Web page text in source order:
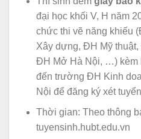
đại học khối V, H năm
chức thi vẽ năng khiếu
Xây dựng, ĐH Mỹ
ĐH Mở Hà Nội, …) kèm
đến trường ĐH Kinh
Nội để đăng ký xét
Thời gian: Theo thông
tuyensinh.hubt.edu.vn